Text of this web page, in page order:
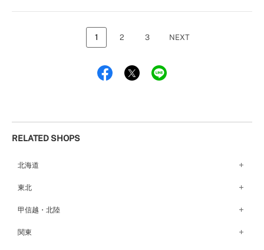
1 2 3 NEXT
RELATED SHOPS
北海道
札幌店（134）
東北
弘前パークホテル店（180）
甲信越・北陸
甲府店（63）
関東